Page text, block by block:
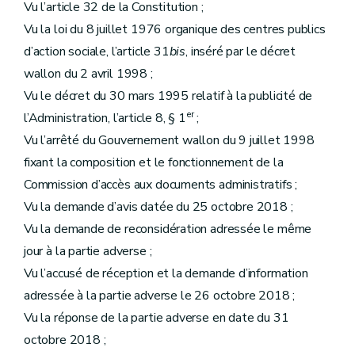
Vu l’article 32 de la Constitution ;
Vu la loi du 8 juillet 1976 organique des centres publics
d’action sociale, l’article 31bis, inséré par le décret
wallon du 2 avril 1998 ;
Vu le décret du 30 mars 1995 relatif à la publicité de
l’Administration, l’article 8, § 1er;
Vu l’arrêté du Gouvernement wallon du 9 juillet 1998
fixant la composition et le fonctionnement de la
Commission d’accès aux documents administratifs ;
Vu la demande d’avis datée du 25 octobre 2018 ;
Vu la demande de reconsidération adressée le même
jour à la partie adverse ;
Vu l’accusé de réception et la demande d’information
adressée à la partie adverse le 26 octobre 2018 ;
Vu la réponse de la partie adverse en date du 31
octobre 2018 ;